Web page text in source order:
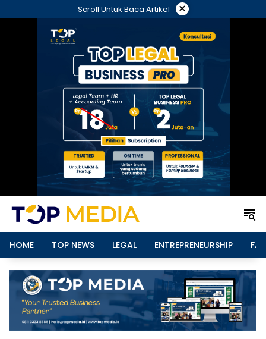
ke
Scroll Untuk Baca Artikel ×
HOME TOP NEWS LEGAL ENTREPRENEURSHIP